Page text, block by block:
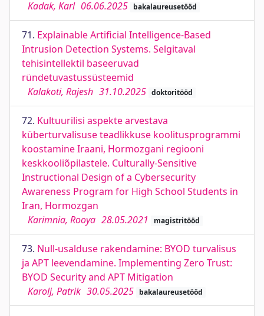
Kadak, Karl 06.06.2025 bakalaureusetööd
71. Explainable Artiﬁcial Intelligence-Based
Intrusion Detection Systems. Selgitaval
tehisintellektil baseeruvad
ründetuvastussüsteemid
Kalakoti, Rajesh 31.10.2025 doktoritööd
72. Kultuurilisi aspekte arvestava
küberturvalisuse teadlikkuse koolitusprogrammi
koostamine Iraani, Hormozgani regiooni
keskkooliõpilastele. Culturally-Sensitive
Instructional Design of a Cybersecurity
Awareness Program for High School Students in
Iran, Hormozgan
Karimnia, Rooya 28.05.2021 magistritööd
73. Null-usalduse rakendamine: BYOD turvalisus
ja APT leevendamine. Implementing Zero Trust:
BYOD Security and APT Mitigation
Karolj, Patrik 30.05.2025 bakalaureusetööd